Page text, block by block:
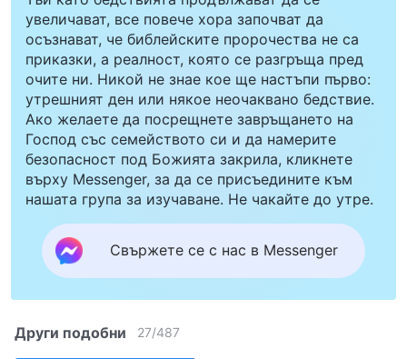
увеличават, все повече хора започват да
осъзнават, че библейските пророчества не са
приказки, а реалност, която се разгръща пред
очите ни. Никой не знае кое ще настъпи първо:
утрешният ден или някое неочаквано бедствие.
Ако желаете да посрещнете завръщането на
Господ със семейството си и да намерите
безопасност под Божията закрила, кликнете
върху Messenger, за да се присъедините към
нашата група за изучаване. Не чакайте до утре.
Свържете се с нас в Messenger
Други подобни 27/487